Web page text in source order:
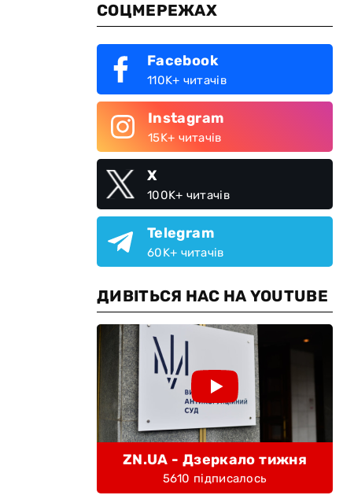
СОЦМЕРЕЖАХ
Facebook
110K+ читачів
Instagram
15K+ читачів
X
100K+ читачів
Telegram
60K+ читачів
ДИВІТЬСЯ НАС НА YOUTUBE
ZN.UA - Дзеркало тижня
5610 підписалось